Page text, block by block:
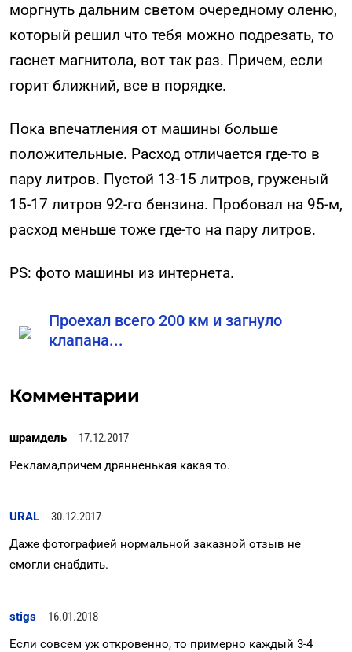
моргнуть дальним светом очередному оленю,
который решил что тебя можно подрезать, то
гаснет магнитола, вот так раз. Причем, если
горит ближний, все в порядке.
Пока впечатления от машины больше
положительные. Расход отличается где-то в
пару литров. Пустой 13-15 литров, груженый
15-17 литров 92-го бензина. Пробовал на 95-м,
расход меньше тоже где-то на пару литров.
PS: фото машины из интернета.
Проехал всего 200 км и загнуло
клапана...
Комментарии
шрамдель
17.12.2017
Реклама,причем дрянненькая какая то.
URAL
30.12.2017
Даже фотографией нормальной заказной отзыв не
смогли снабдить.
stigs
16.01.2018
Если совсем уж откровенно, то примерно каждый 3-4